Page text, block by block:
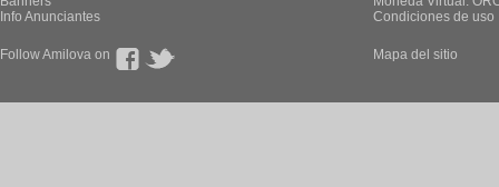
Info Anunciantes
Condiciones de uso
Follow Amilova on Mapa del sitio